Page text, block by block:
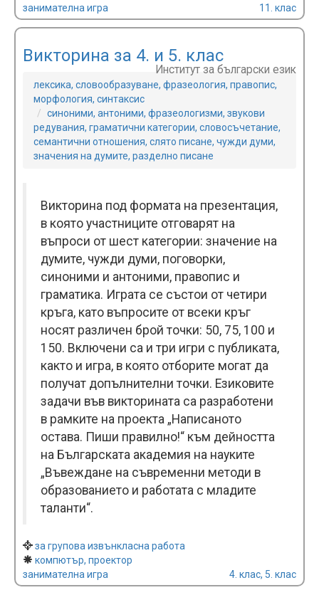
занимателна игра
11. клас
Викторина за 4. и 5. клас
Институт за български език
лексика, словообразуване, фразеология, правопис,
морфология, синтаксис
синоними, антоними, фразеологизми, звукови
редувания, граматични категории, словосъчетание,
семантични отношения, слято писане, чужди думи,
значения на думите, разделно писане
Викторина под формата на презентация,
в която участниците отговарят на
въпроси от шест категории: значение на
думите, чужди думи, поговорки,
синоними и антоними, правопис и
граматика. Играта се състои от четири
кръга, като въпросите от всеки кръг
носят различен брой точки: 50, 75, 100 и
150. Включени са и три игри с публиката,
както и игра, в която отборите могат да
получат допълнителни точки. Езиковите
задачи във викторината са разработени
в рамките на проекта „Написаното
остава. Пиши правилно!“ към дейността
на Българската академия на науките
„Въвеждане на съвременни методи в
образованието и работата с младите
таланти“.
за групова извънкласна работа
компютър, проектор
занимателна игра
4. клас, 5. клас